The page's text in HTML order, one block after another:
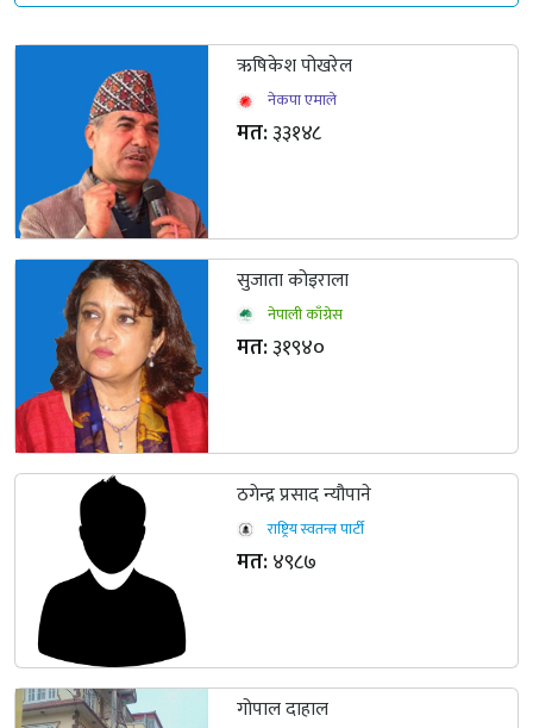
ऋषिकेश पोखरेल
नेकपा एमाले
मत:३३१४८
सुजाता कोइराला
नेपाली काँग्रेस
मत:३१९४०
ठगेन्द्र प्रसाद न्यौपाने
राष्ट्रिय स्वतन्त्र पार्टी
मत:४९८७
गोपाल दाहाल